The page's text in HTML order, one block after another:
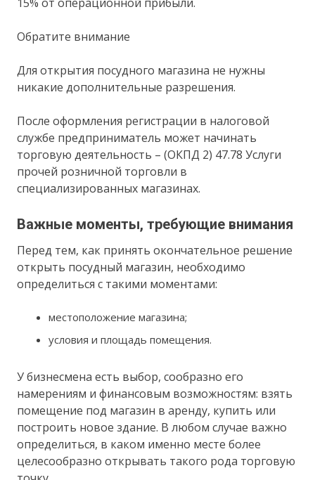
Обратите внимание
Для открытия посудного магазина не нужны
никакие дополнительные разрешения.
После оформления регистрации в налоговой
службе предприниматель может начинать
торговую деятельность – (ОКПД 2) 47.78 Услуги
прочей розничной торговли в
специализированных магазинах.
Важные моменты, требующие внимания
Перед тем, как принять окончательное решение
открыть посудный магазин, необходимо
определиться с такими моментами:
местоположение магазина;
условия и площадь помещения.
У бизнесмена есть выбор, сообразно его
намерениям и финансовым возможностям: взять
помещение под магазин в аренду, купить или
построить новое здание. В любом случае важно
определиться, в каком именно месте более
целесообразно открывать такого рода торговую